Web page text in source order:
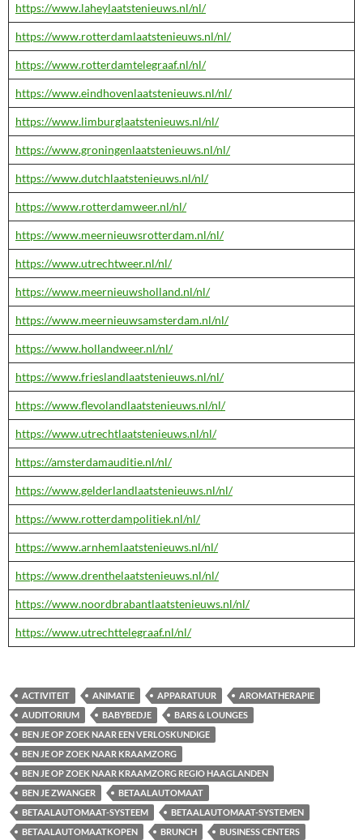
https://www.laheylaatstenieuws.nl/nl/
https://www.rotterdamlaatstenieuws.nl/nl/
https://www.rotterdamtelegraaf.nl/nl/
https://www.eindhovenlaatstenieuws.nl/nl/
https://www.limburglaatstenieuws.nl/nl/
https://www.groningenlaatstenieuws.nl/nl/
https://www.dutchlaatstenieuws.nl/nl/
https://www.rotterdamweer.nl/nl/
https://www.meernieuwsrotterdam.nl/nl/
https://www.utrechtweer.nl/nl/
https://www.meernieuwsholland.nl/nl/
https://www.meernieuwsamsterdam.nl/nl/
https://www.hollandweer.nl/nl/
https://www.frieslandlaatstenieuws.nl/nl/
https://www.flevolandlaatstenieuws.nl/nl/
https://www.utrechtlaatstenieuws.nl/nl/
https://amsterdamauditie.nl/nl/
https://www.gelderlandlaatstenieuws.nl/nl/
https://www.rotterdampolitiek.nl/nl/
https://www.arnhemlaatstenieuws.nl/nl/
https://www.drenthelaatstenieuws.nl/nl/
https://www.noordbrabantlaatstenieuws.nl/nl/
https://www.utrechttelegraaf.nl/nl/
ACTIVITEIT ANIMATIE APPARATUUR
AROMATHERAPIE
AUDITORIUM
BABYBEDJE
BARS & LOUNGES
BEN JE OP ZOEK NAAR EEN VERLOSKUNDIGE
BEN JE OP ZOEK NAAR KRAAMZORG
BEN JE OP ZOEK NAAR KRAAMZORG REGIO HAAGLANDEN
BEN JE ZWANGER
BETAALAUTOMAAT
BETAALAUTOMAAT-SYSTEEM
BETAALAUTOMAAT-SYSTEMEN
BETAALAUTOMAATKOPEN
BRUNCH BUSINESS CENTERS